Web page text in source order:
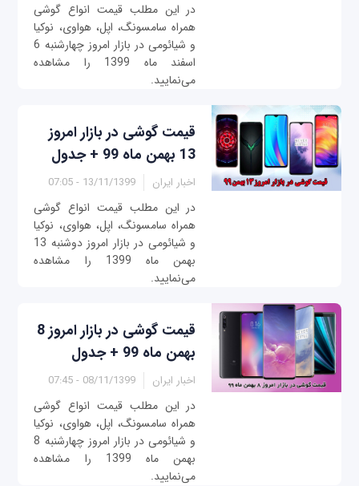
در این مطلب قیمت انواع گوشی
همراه سامسونگ، اپل، هواوی، نوکیا
و شیائومی در بازار امروز چهار‌‌شنبه 6
اسفند ماه 1399 را مشاهده
می‌نمایید.
قیمت گوشی در بازار امروز
13 بهمن ماه 99 + جدول
اخبار ایران 13/11/1399 - 07:05
در این مطلب قیمت انواع گوشی
همراه سامسونگ، اپل، هواوی، نوکیا
و شیائومی در بازار امروز ‌‌‌دوشنبه 13
بهمن ماه 1399 را مشاهده
می‌نمایید.
قیمت گوشی در بازار امروز 8
بهمن ماه 99 + جدول
اخبار ایران 08/11/1399 - 07:45
در این مطلب قیمت انواع گوشی
همراه سامسونگ، اپل، هواوی، نوکیا
و شیائومی در بازار امروز چهار‌‌شنبه 8
بهمن ماه 1399 را مشاهده
می‌نمایید.